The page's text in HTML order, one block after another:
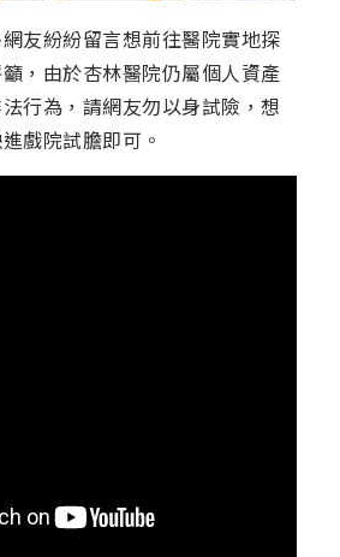
友紛紛留言想前往醫院實地探
，由於杏林醫院仍屬個人資產
行為，請網友勿以身試險，想
戲院試膽即可。